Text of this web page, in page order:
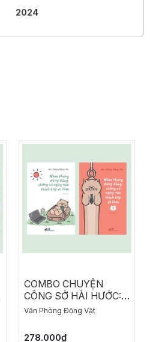
2024
COMBO CHUYỆN
CÔNG SỞ HÀI HƯỚC:
CHO AI GHÉT ĐI LÀM -
ĐẴNG, CHẲNG CÓ
Văn Phòng Động Vật
278.000₫